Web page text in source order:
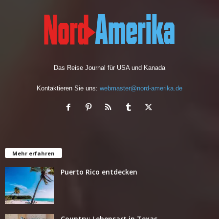
Das Reise Journal für USA und Kanada
Kontaktieren Sie uns: webmaster@nord-amerika.de
Mehr erfahren
Puerto Rico entdecken